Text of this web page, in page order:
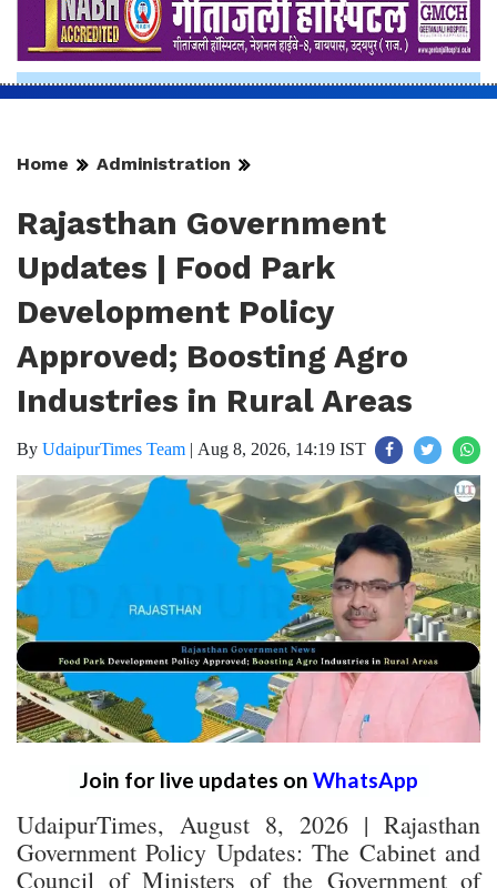
Home Administration
Rajasthan Government
Updates | Food Park
Development Policy
Approved; Boosting Agro
Industries in Rural Areas
By UdaipurTimes Team | Aug 8, 2026, 14:19 IST
Join for live updates on WhatsApp
UdaipurTimes, August 8, 2026 | Rajasthan
Government Policy Updates: The Cabinet and
Council of Ministers of the Government of